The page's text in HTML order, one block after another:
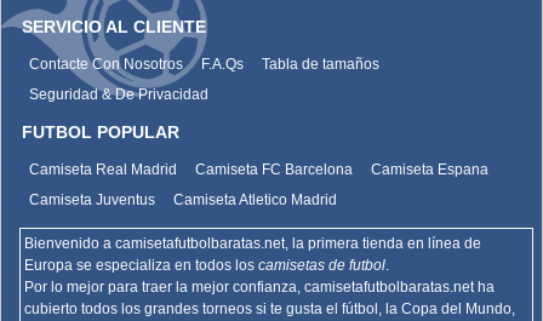
SERVICIO AL CLIENTE
Contacte Con Nosotros F.A.Qs
Tabla de tamaños
Seguridad & De Privacidad
FUTBOL POPULAR
Camiseta Real Madrid Camiseta FC Barcelona
Camiseta Espana
Camiseta Juventus
Camiseta Atletico Madrid
Bienvenido a camisetafutbolbaratas.net, la primera tienda en línea de
Europa se especializa en todos los camisetas de futbol.
Por lo mejor para traer la mejor confianza, camisetafutbolbaratas.netha
cubierto todos los grandes torneos si te gusta el fútbol, la Copa del Mundo,